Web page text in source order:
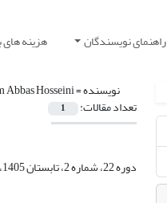
راهنمای نویسندگان هزینه های
نویسنده =Abbas Hosseini
تعداد مقالات: 1
دوره 22، شماره 2، تابستان 1405، صفحه